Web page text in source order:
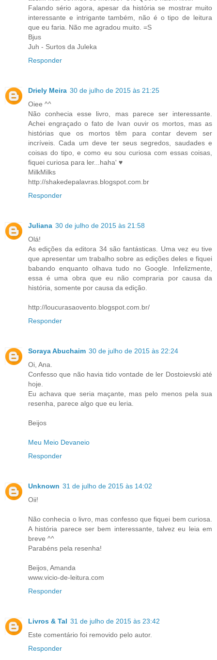
Falando sério agora, apesar da história se mostrar muito
interessante e intrigante também, não é o tipo de leitura
que eu faria. Não me agradou muito. =S
Bjus
Juh - Surtos da Juleka
Responder
Driely Meira 30 de julho de 2015 às 21:25
Oiee ^^
Não conhecia esse livro, mas parece ser interessante.
Achei engraçado o fato de Ivan ouvir os mortos, mas as
histórias que os mortos têm para contar devem ser
incríveis. Cada um deve ter seus segredos, saudades e
coisas do tipo, e como eu sou curiosa com essas coisas,
fiquei curiosa para ler...haha' ♥
MilkMilks
http://shakedepalavras.blogspot.com.br
Responder
Juliana 30 de julho de 2015 às 21:58
Olá!
As edições da editora 34 são fantásticas. Uma vez eu tive
que apresentar um trabalho sobre as edições deles e fiquei
babando enquanto olhava tudo no Google. Infelizmente,
essa é uma obra que eu não compraria por causa da
história, somente por causa da edição.
http://loucurasaovento.blogspot.com.br/
Responder
Soraya Abuchaim 30 de julho de 2015 às 22:24
Oi, Ana.
Confesso que não havia tido vontade de ler Dostoievski até
hoje.
Eu achava que seria maçante, mas pelo menos pela sua
resenha, parece algo que eu leria.
Beijos
Meu Meio Devaneio
Responder
Unknown 31 de julho de 2015 às 14:02
Oii!
Não conhecia o livro, mas confesso que fiquei bem curiosa.
A história parece ser bem interessante, talvez eu leia em
breve ^^
Parabéns pela resenha!
Beijos, Amanda
www.vicio-de-leitura.com
Responder
Livros & Tal 31 de julho de 2015 às 23:42
Este comentário foi removido pelo autor.
Responder